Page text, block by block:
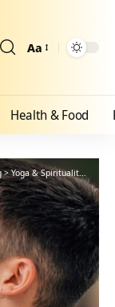
Aa
Health & Food
>Yoga & Spiritualität